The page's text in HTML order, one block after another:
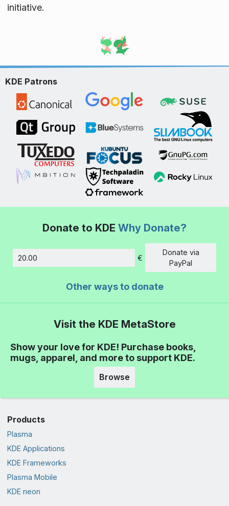
initiative.
KDE Patrons
Donate to KDE Why Donate?
Amount
€
Donate via
PayPal
Other ways to donate
Visit the KDE MetaStore
Show your love for KDE! Purchase books,
mugs, apparel, and more to support KDE.
Browse
Products
Plasma
KDE Applications
KDE Frameworks
Plasma Mobile
KDE neon